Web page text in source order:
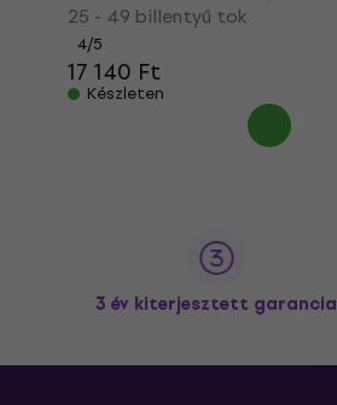
25 - 49 billentyű tok
4/5
17 140 Ft
Készleten
3 év kiterjesztett garancia